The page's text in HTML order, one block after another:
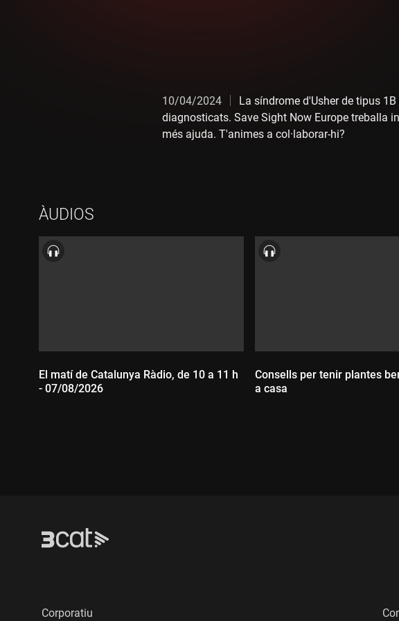
10/04/2024
La síndrome d'Usher de tipus
diagnosticats. Save Sight Now Europe treballa
més ajuda. T'animes a col·laborar-hi?
ÀUDIOS
El matí de Catalunya Ràdio, de 10 a 11 h
- 07/08/2026
Consells per tenir plantes
a casa
Corporatiu